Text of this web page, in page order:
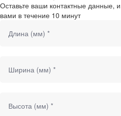
Оставьте ваши контактные данные,
вами в течение 10 минут